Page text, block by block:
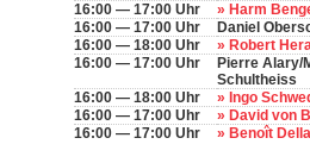
16:00 — 17:00 Uhr
» Harm
16:00 — 17:00 Uhr
Daniel
16:00 — 18:00 Uhr
» Robert
16:00 — 17:00 Uhr
Pierre Alary/
Schultheiss
16:00 — 18:00 Uhr
» Ingo
16:00 — 17:00 Uhr
» David von
16:00 — 17:00 Uhr
» Benoît